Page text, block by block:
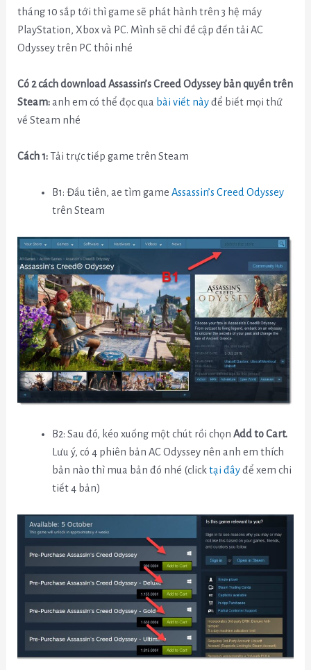
tháng 10 sắp tới thì game sẽ phát hành trên 3 hệ máy
PlayStation, Xbox và PC. Mình sẽ chỉ đề cập đến tải AC
Odyssey trên PC thôi nhé
Có 2 cách download Assassin’s Creed Odyssey bản quyền trên
Steam:anh em có thể đọc qua bài viết nàyđể biết mọi thứ
về Steam nhé
Cách 1:Tải trực tiếp game trên Steam
B1: Đầu tiên, ae tìm game Assassin’s Creed Odyssey
trên Steam
B2: Sau đó, kéo xuống một chút rồi chọn Add to Cart.
Lưu ý, có 4 phiên bản AC Odyssey nên anh em thích
bản nào thì mua bản đó nhé (clicktại đâyđể xem chi
tiết 4 bản)